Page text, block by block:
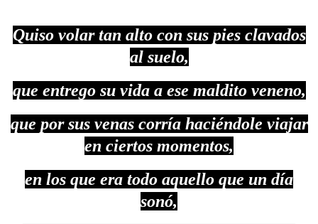
Quiso volar tan alto con sus pies clavados
al suelo,
que entrego su vida a ese maldito veneno,
que por sus venas corría haciéndole viajar
en ciertos momentos,
en los que era todo aquello que un día
sonó,